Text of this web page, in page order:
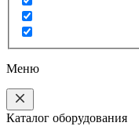
Меню
Каталог оборудования